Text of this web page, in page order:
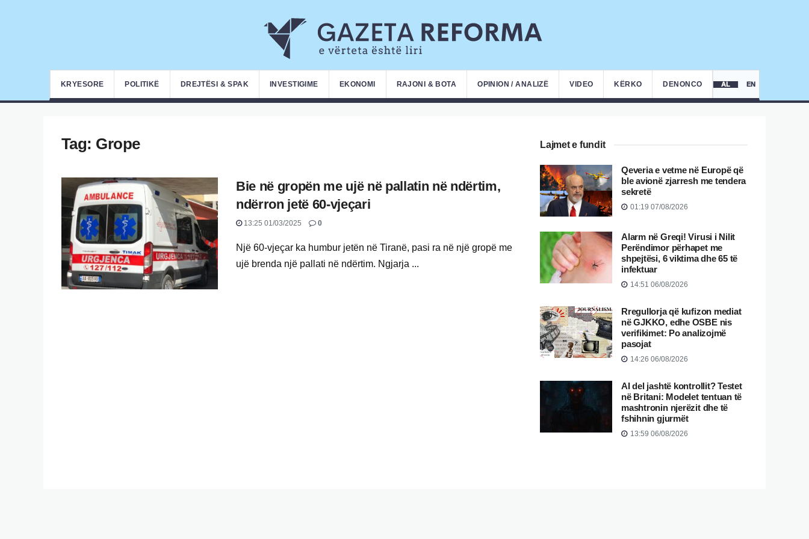
KRYESORE POLITIKË DREJTËSI & SPAK INVESTIGIME EKONOMI RAJONI & BOTA OPINION / ANALIZË VIDEO KËRKO DENONCO AL EN
Tag: Grope
Bie në gropën me ujë në pallatin në ndërtim,
ndërron jetë 60-vjeçari
13:25 01/03/2025 0
Një 60-vjeçar ka humbur jetën në Tiranë, pasi ra në një gropë me
ujë brenda një pallati në ndërtim. Ngjarja ...
Lajmet e fundit
Qeveria e vetme në Europë që
ble avionë zjarresh me tendera
sekretë
01:19 07/08/2026
Alarm në Greqi! Virusi i Nilit
Perëndimor përhapet me
shpejtësi, 6 viktima dhe 65 të
infektuar
14:51 06/08/2026
Rregullorja që kufizon mediat
në GJKKO, edhe OSBE nis
verifikimet: Po analizojmë
pasojat
14:26 06/08/2026
AI del jashtë kontrollit? Testet
në Britani: Modelet tentuan të
mashtronin njerëzit dhe të
fshihnin gjurmët
13:59 06/08/2026